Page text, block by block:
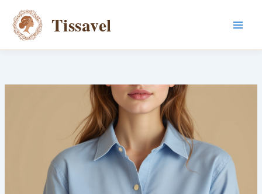
contenu
Tissavel